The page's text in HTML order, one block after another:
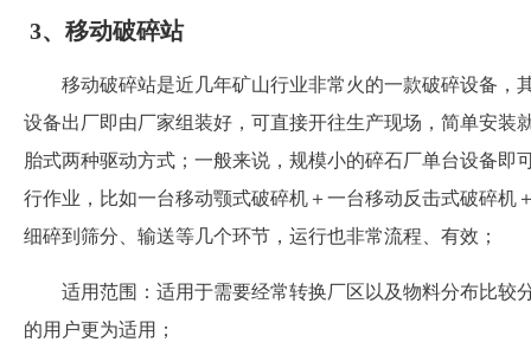
3、移动破碎站
移动破碎站是近几年矿山行业非常火的一款破碎设备，
设备出厂即由厂家组装好，可直接开往生产现场，简单安装
胎式两种驱动方式；一般来说，规模小的碎石厂单台设备即
行作业，比如一台移动颚式破碎机＋一台移动反击式破碎机
细碎到筛分、输送等几个环节，运行也非常流程、有效；
适用范围：适用于需要经常转换厂区以及物料分布比较
的用户更为适用；